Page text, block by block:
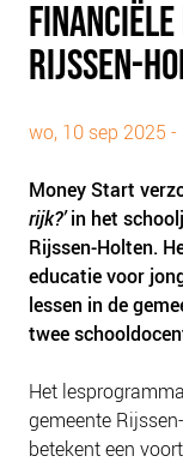
PLINKR NAZORG
SOCIALDEBT
COLLECTIEF
NEDERLANDSE
OVER ONS
VISIE EN MISSIE
HET TEAM
ONZE PARTNERS
VACATURES
IN DE MEDIA
RIJSSEN-
wo, 10 sep 2025 -
Money Start
rijk?’in het
Rijssen-Holten.
educatie voor
lessen in de
twee
Het
gemeente
betekent een